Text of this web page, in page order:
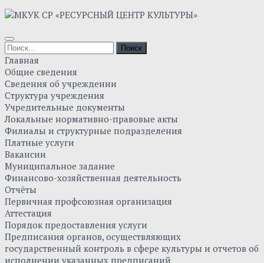
Skip
content
Найти:
Главная
Общие сведения
Сведения об учреждении
Структура учреждения
Учредительные документы
Локальные нормативно-правовые акты
Филиалы и структурные подразделения
Платные услуги
Вакансии
Муниципальное задание
Финансово-хозяйственная деятельность
Отчёты
Первичная профсоюзная организация
Аттестация
Порядок предоставления услуги
Предписания органов, осуществляющих
государственный контроль в сфере культуры и отчетов об
исполнении указанных предписаний